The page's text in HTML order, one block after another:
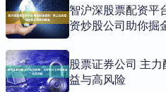
智沪深股票配资平
资炒股公司助你掘
股票证券公司 主
益与高风险